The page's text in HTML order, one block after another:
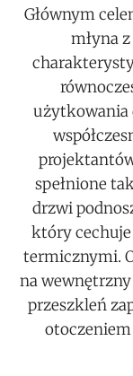
Głównym
młyna
użytkowania
spełnione
drzwi
który
termicznymi.
na
przeszkleń
otoczeniem